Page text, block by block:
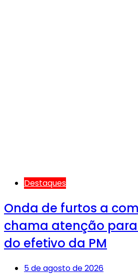
Destaques
Onda de furtos a
chama atenção
do efetivo da PM
5 de agosto de 2026